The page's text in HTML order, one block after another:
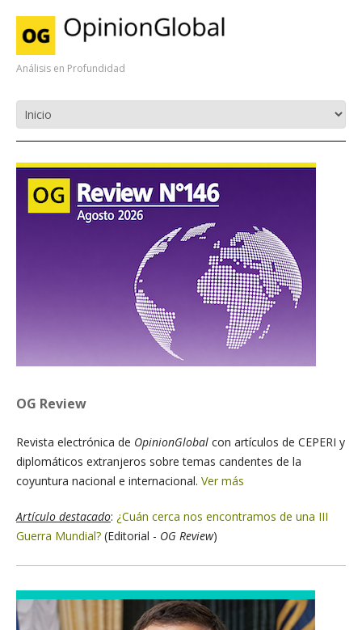
Análisis en Profundidad
OG Review
Revista electrónica de OpinionGlobal con artículos de CEPERI y
diplomáticos extranjeros sobre temas candentes de la
coyuntura nacional e internacional. Ver más
Artículo destacado: ¿Cuán cerca nos encontramos de una III
Guerra Mundial? (Editorial - OG Review)